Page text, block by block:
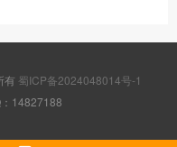
有 蜀ICP备2024048014号-1
14827188